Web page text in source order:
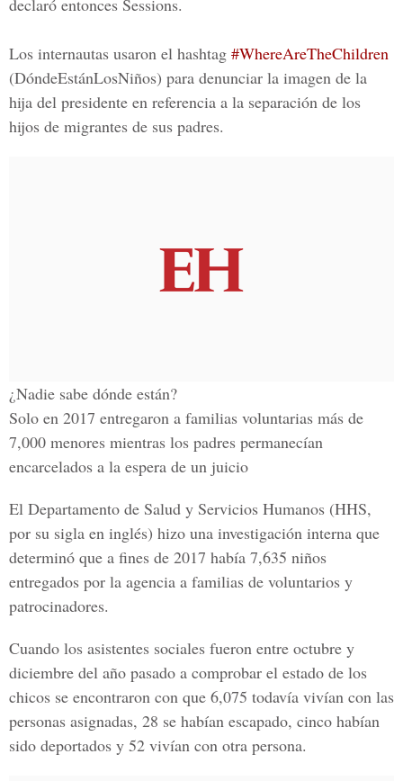
declaró entonces Sessions.
Los internautas usaron el hashtag #WhereAreTheChildren
(DóndeEstánLosNiños) para denunciar la imagen de la
hija del presidente en referencia a la separación de los
hijos de migrantes de sus padres.
¿Nadie sabe dónde están?
Solo en 2017 entregaron a familias voluntarias más de
7,000 menores mientras los padres permanecían
encarcelados a la espera de un juicio
El Departamento de Salud y Servicios Humanos (HHS,
por su sigla en inglés) hizo una investigación interna que
determinó que a fines de 2017 había 7,635 niños
entregados por la agencia a familias de voluntarios y
patrocinadores.
Cuando los asistentes sociales fueron entre octubre y
diciembre del año pasado a comprobar el estado de los
chicos se encontraron con que 6,075 todavía vivían con las
personas asignadas, 28 se habían escapado, cinco habían
sido deportados y 52 vivían con otra persona.